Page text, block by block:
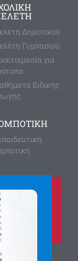
Δημοτικού
Γυμνασίου
για
Ειδικής